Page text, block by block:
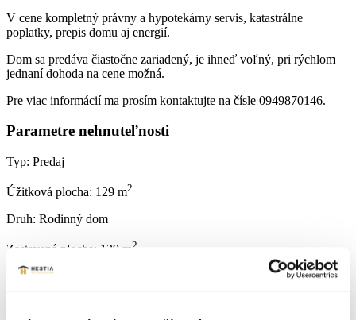
V cene kompletný právny a hypotekárny servis, katastrálne
poplatky, prepis domu aj energií.
Dom sa predáva čiastočne zariadený, je ihneď voľný, pri rýchlom
jednaní dohoda na cene možná.
Pre viac informácií ma prosím kontaktujte na čísle 0949870146.
Parametre nehnuteľnosti
Typ: Predaj
Úžitková plocha: 129 m2
Druh: Rodinný dom
Zastavaná plocha: 129 m2
Stav:novostavba